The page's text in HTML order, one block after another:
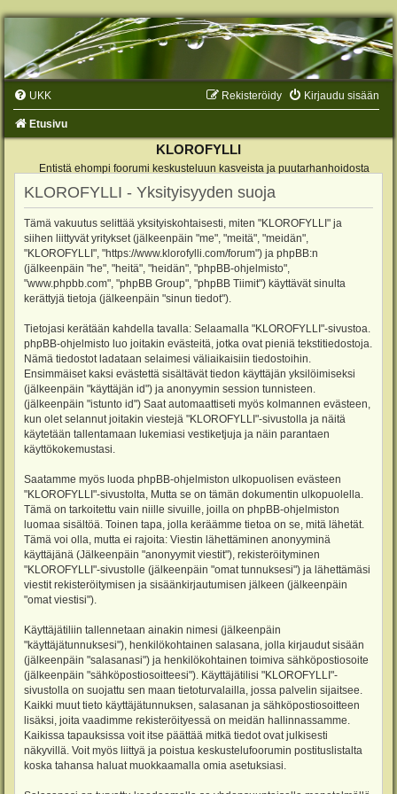
UKK Kirjaudu sisään
Rekisteröidy
Etusivu
KLOROFYLLI
Entistä ehompi foorumi keskusteluun kasveista ja puutarhanhoidosta
KLOROFYLLI - Yksityisyyden suoja
Tämä vakuutus selittää yksityiskohtaisesti, miten "KLOROFYLLI" ja
siihen liittyvät yritykset (jälkeenpäin "me", "meitä", "meidän",
"KLOROFYLLI", "https://www.klorofylli.com/forum") ja phpBB:n
(jälkeenpäin "he", "heitä", "heidän", "phpBB-ohjelmisto",
"www.phpbb.com", "phpBB Group", "phpBB Tiimit") käyttävät sinulta
kerättyjä tietoja (jälkeenpäin "sinun tiedot").
Tietojasi kerätään kahdella tavalla: Selaamalla "KLOROFYLLI"-sivustoa.
phpBB-ohjelmisto luo joitakin evästeitä, jotka ovat pieniä tekstitiedostoja.
Nämä tiedostot ladataan selaimesi väliaikaisiin tiedostoihin.
Ensimmäiset kaksi evästettä sisältävät tiedon käyttäjän yksilöimiseksi
(jälkeenpäin "käyttäjän id") ja anonyymin session tunnisteen.
(jälkeenpäin "istunto id") Saat automaattiseti myös kolmannen evästeen,
kun olet selannut joitakin viestejä "KLOROFYLLI"-sivustolla ja näitä
käytetään tallentamaan lukemiasi vestiketjuja ja näin parantaen
käyttökokemustasi.
Saatamme myös luoda phpBB-ohjelmiston ulkopuolisen evästeen
"KLOROFYLLI"-sivustolta, Mutta se on tämän dokumentin ulkopuolella.
Tämä on tarkoitettu vain niille sivuille, joilla on phpBB-ohjelmiston
luomaa sisältöä. Toinen tapa, jolla keräämme tietoa on se, mitä lähetät.
Tämä voi olla, mutta ei rajoita: Viestin lähettäminen anonyyminä
käyttäjänä (Jälkeenpäin "anonyymit viestit"), rekisteröityminen
"KLOROFYLLI"-sivustolle (jälkeenpäin "omat tunnuksesi") ja lähettämäsi
viestit rekisteröitymisen ja sisäänkirjautumisen jälkeen (jälkeenpäin
"omat viestisi").
Käyttäjätiliin tallennetaan ainakin nimesi (jälkeenpäin
"käyttäjätunnuksesi"), henkilökohtainen salasana, jolla kirjaudut sisään
(jälkeenpäin "salasanasi") ja henkilökohtainen toimiva sähköpostiosoite
(jälkeenpäin "sähköpostiosoitteesi"). Käyttäjätilisi "KLOROFYLLI"-
sivustolla on suojattu sen maan tietoturvalailla, jossa palvelin sijaitsee.
Kaikki muut tieto käyttäjätunnuksen, salasanan ja sähköpostiosoitteen
lisäksi, joita vaadimme rekisteröityessä on meidän hallinnassamme.
Kaikissa tapauksissa voit itse päättää mitkä tiedot ovat julkisesti
näkyvillä. Voit myös liittyä ja poistua keskustelufoorumin postituslistalta
koska tahansa haluat muokkaamalla omia asetuksiasi.